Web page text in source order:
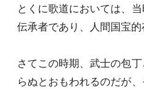
とくに歌道においては、
伝承者であり、人間国宝的
さてこの時期、武士の包
らぬとおもわれるのだが